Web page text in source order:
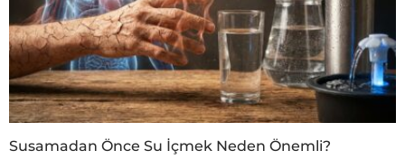
Susamadan Önce Su İçmek Neden Önemli?